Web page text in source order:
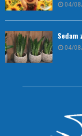
04/
Sedam
04/